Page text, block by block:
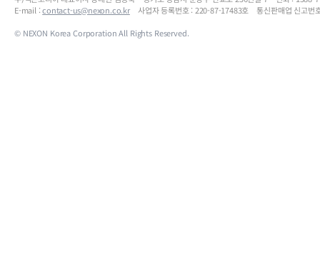
E-mail :contact-us@nexon.co.kr사업자 등록번호 : 220-87-17483호 통신판매업 신고번
© NEXON Korea Corporation All Rights Reserved.